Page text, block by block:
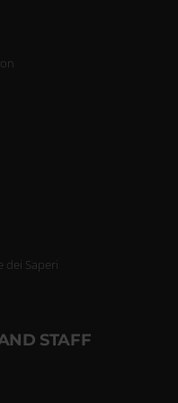
dei Saperi
STAFF